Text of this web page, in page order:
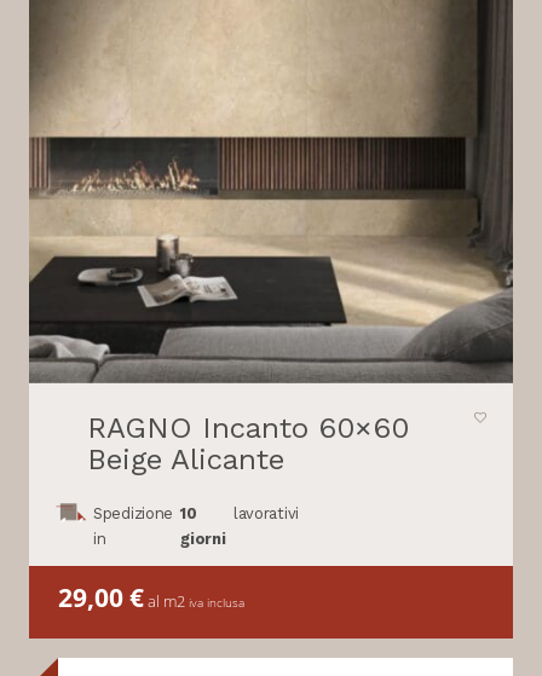
RAGNO Incanto 60×60
Beige Alicante
Spedizione
in
10
giorni
lavorativi
29,00€al m2 iva inclusa